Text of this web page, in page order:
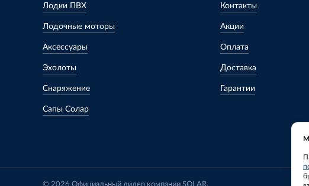
Лодки ПВХ
Лодочные моторы
Аксессуары
Эхолоты
Снаряжение
Сапы Солар
Контакты
Акции
Оплата
Доставка
Гарантии
© 2026 Официальный дилер компании SOLAR.